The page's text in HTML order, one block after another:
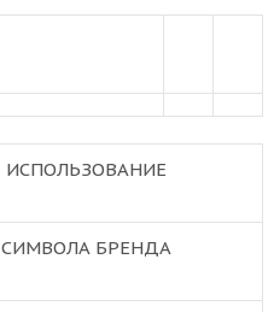
ИСПОЛЬЗОВАНИЕ
СИМВОЛА БРЕНДА